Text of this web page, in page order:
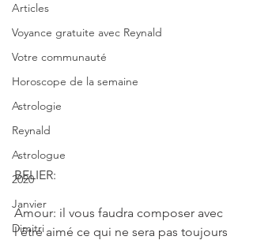
Articles
Voyance gratuite avec Reynald
Votre communauté
Horoscope de la semaine
Astrologie
Reynald
Astrologue
2020
Janvier
Dimitri
BELIER:
Amour: il vous faudra composer avec
l’être aimé ce qui ne sera pas toujours